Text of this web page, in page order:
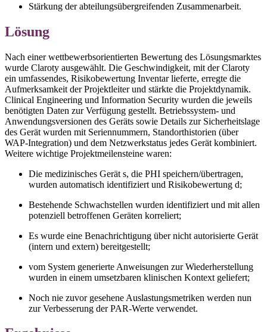
Stärkung der abteilungsübergreifenden Zusammenarbeit.
Lösung
Nach einer wettbewerbsorientierten Bewertung des Lösungsmarktes
wurde Claroty ausgewählt. Die Geschwindigkeit, mit der Claroty
ein umfassendes, Risikobewertung Inventar lieferte, erregte die
Aufmerksamkeit der Projektleiter und stärkte die Projektdynamik.
Clinical Engineering und Information Security wurden die jeweils
benötigten Daten zur Verfügung gestellt. Betriebssystem- und
Anwendungsversionen des Geräts sowie Details zur Sicherheitslage
des Gerät wurden mit Seriennummern, Standorthistorien (über
WAP-Integration) und dem Netzwerkstatus jedes Gerät kombiniert.
Weitere wichtige Projektmeilensteine waren:
Die medizinisches Gerät s, die PHI speichern/übertragen,
wurden automatisch identifiziert und Risikobewertung d;
Bestehende Schwachstellen wurden identifiziert und mit allen
potenziell betroffenen Geräten korreliert;
Es wurde eine Benachrichtigung über nicht autorisierte Gerät
(intern und extern) bereitgestellt;
vom System generierte Anweisungen zur Wiederherstellung
wurden in einem umsetzbaren klinischen Kontext geliefert;
Noch nie zuvor gesehene Auslastungsmetriken werden nun
zur Verbesserung der PAR-Werte verwendet.